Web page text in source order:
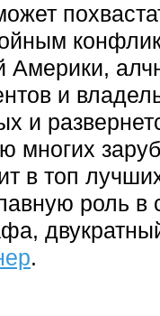
Америки,
и
и
многих
в топ
роль в
.